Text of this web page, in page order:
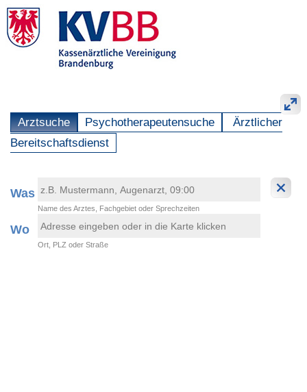
Arztsuche Psychotherapeutensuche
Ärztlicher
Bereitschaftsdienst
Was
Name des Arztes, Fachgebiet oder Sprechzeiten
Wo
Ort, PLZ oder Straße